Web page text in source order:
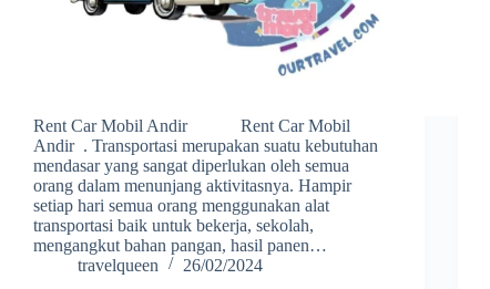
Rent Car Mobil Andir Rent Car Mobil
Andir . Transportasi merupakan suatu kebutuhan
mendasar yang sangat diperlukan oleh semua
orang dalam menunjang aktivitasnya. Hampir
setiap hari semua orang menggunakan alat
transportasi baik untuk bekerja, sekolah,
mengangkut bahan pangan, hasil panen…
travelqueen
26/02/2024